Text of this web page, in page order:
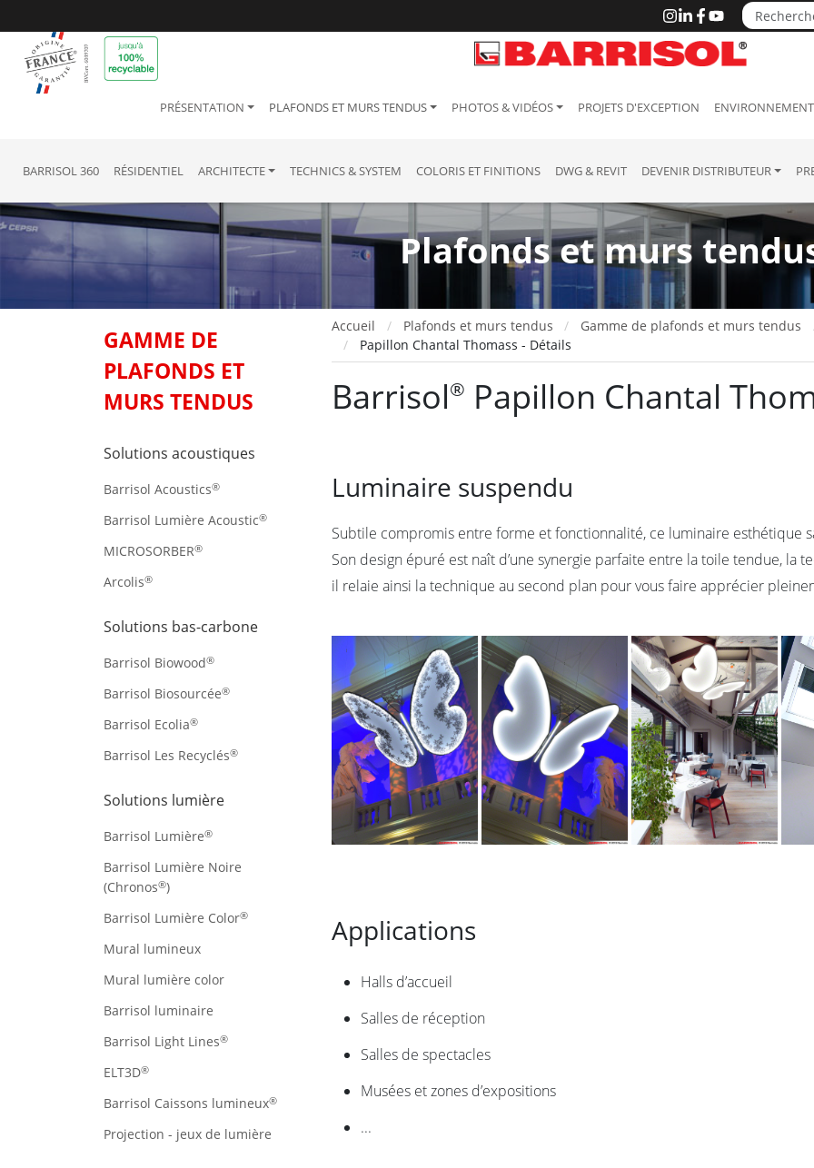
PRÉSENTATION PLAFONDS ET MURS TENDUS PHOTOS & VIDÉOS PROJETS D'EXCEPTION
BARRISOL 360 RÉSIDENTIEL ARCHITECTE TECHNICS & SYSTEM COLORIS ET FINITIONS DWG & REVIT DEVENIR DISTRIBUTEUR
Plafonds et murs
GAMME DE
PLAFONDS ET
MURS TENDUS
Solutions acoustiques
Barrisol Acoustics®
Barrisol Lumière Acoustic®
MICROSORBER®
Arcolis®
Solutions bas-carbone
Barrisol Biowood®
Barrisol Biosourcée®
Barrisol Ecolia®
Barrisol Les Recyclés®
Solutions lumière
Barrisol Lumière®
Barrisol Lumière Noire
(Chronos®)
Barrisol Lumière Color®
Mural lumineux
Mural lumière color
Barrisol luminaire
Barrisol Light Lines®
ELT3D®
Barrisol Caissons lumineux®
Projection - jeux de lumière
Accueil Plafonds et murs tendus
Gamme de plafonds et murs tendus
Papillon Chantal Thomass - Détails
Barrisol® Papillon Chantal
Luminaire suspendu
Subtile compromis entre forme et fonctionnalité, ce luminaire esthétique
Son design épuré est naît d’une synergie parfaite entre la toile tendue, la
il relaie ainsi la technique au second plan pour vous faire apprécier
Applications
Halls d’accueil
Salles de réception
Salles de spectacles
Musées et zones d’expositions
...